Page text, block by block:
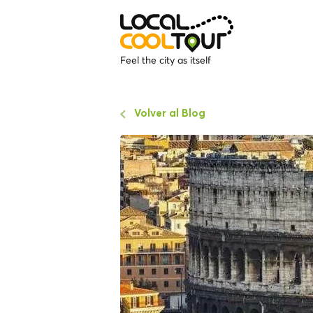
Feel the city as itself
Volver al Blog